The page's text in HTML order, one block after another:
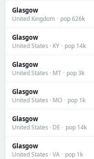
Glasgow
United Kingdom · pop 626k
Glasgow
United States · KY · pop 14k
Glasgow
United States · MT · pop 3k
Glasgow
United States · MO · pop 1k
Glasgow
United States · DE · pop 14k
Glasgow
United States · VA · pop 1k